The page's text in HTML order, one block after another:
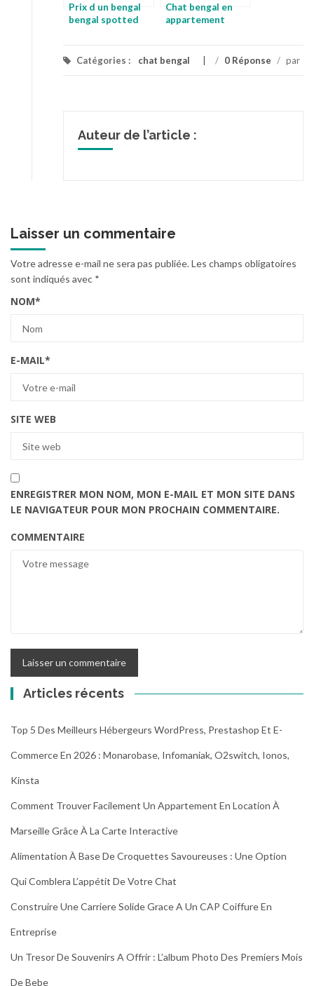
Prix d un bengal
bengal spotted
Chat bengal en
appartement
Catégories :
chat bengal / 0 Réponse / par
Auteur de l’article :
Laisser un commentaire
Votre adresse e-mail ne sera pas publiée.Les champs obligatoires
sont indiqués avec *
NOM*
E-MAIL*
SITE WEB
ENREGISTRER MON NOM, MON E-MAIL ET MON SITE DANS
LE NAVIGATEUR POUR MON PROCHAIN COMMENTAIRE.
COMMENTAIRE
Articles récents
Top 5 Des Meilleurs Hébergeurs WordPress, Prestashop Et E-
Commerce En 2026 : Monarobase, Infomaniak, O2switch, Ionos,
Kinsta
Comment Trouver Facilement Un Appartement En Location À
Marseille Grâce À La Carte Interactive
Alimentation À Base De Croquettes Savoureuses : Une Option
Qui Comblera L’appétit De Votre Chat
Construire Une Carriere Solide Grace A Un CAP Coiffure En
Entreprise
Un Tresor De Souvenirs A Offrir : L’album Photo Des Premiers Mois
De Bebe